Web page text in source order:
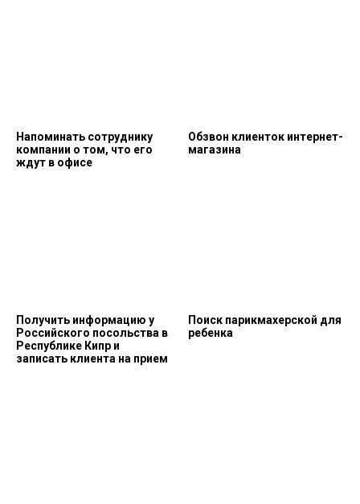
Напоминать сотруднику
компании о том, что его
ждут в офисе
Обзвон клиенток интернет-
магазина
Получить информацию у
Российского посольства в
Республике Кипр и
записать клиента на прием
Поиск парикмахерской для
ребенка